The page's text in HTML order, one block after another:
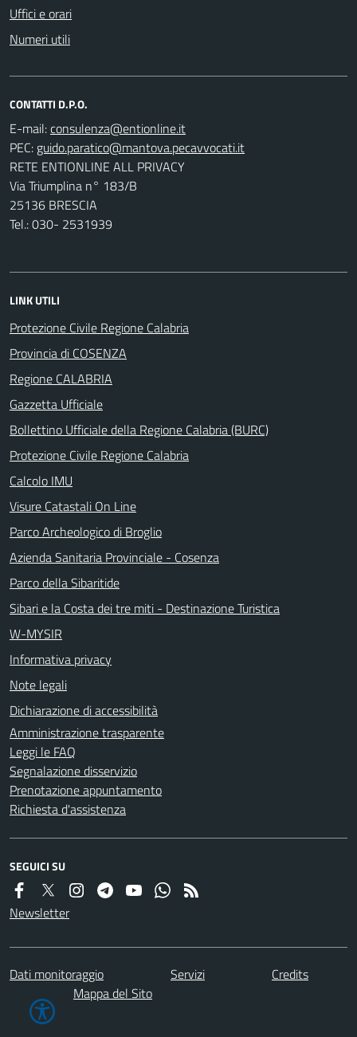
Uffici e orari
Numeri utili
CONTATTI D.P.O.
E-mail:
PEC:
RETE ENTIONLINE ALL PRIVACY
Via Triumplina n° 183/B
25136 BRESCIA
Tel.: 030- 2531939
LINK UTILI
Protezione Civile Regione Calabria
Provincia di COSENZA
Regione CALABRIA
Gazzetta Ufficiale
Bollettino Ufficiale della Regione Calabria (BURC)
Protezione Civile Regione Calabria
Calcolo IMU
Visure Catastali On Line
Parco Archeologico di Broglio
Azienda Sanitaria Provinciale - Cosenza
Parco della Sibaritide
Sibari e la Costa dei tre miti - Destinazione Turistica
W-MYSIR
Informativa privacy
Note legali
Dichiarazione di accessibilità
Amministrazione trasparente
Leggi le FAQ
Segnalazione disservizio
Prenotazione appuntamento
Richiesta d'assistenza
SEGUICI SU
Newsletter
Dati monitoraggio Servizi
Credits
Mappa del Sito